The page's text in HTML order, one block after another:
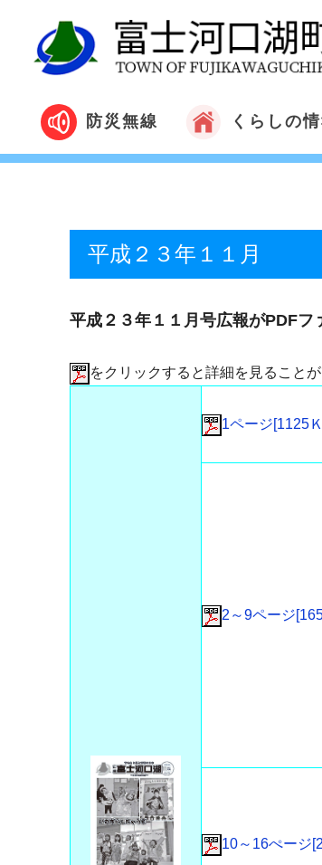
防災無線 くらしの
平成２３年１１月
平成２３年１１月号広報がPDFフ
をクリックすると詳細を見ること
1ページ[1125
2～9ページ
10～16ぺージ